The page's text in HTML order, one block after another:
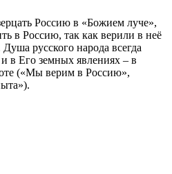
Россию в «Божием луче»,
в Россию, так как верили в неё
русского народа всегда
в Его земных явлениях – в
(«Мы верим в Россию»,